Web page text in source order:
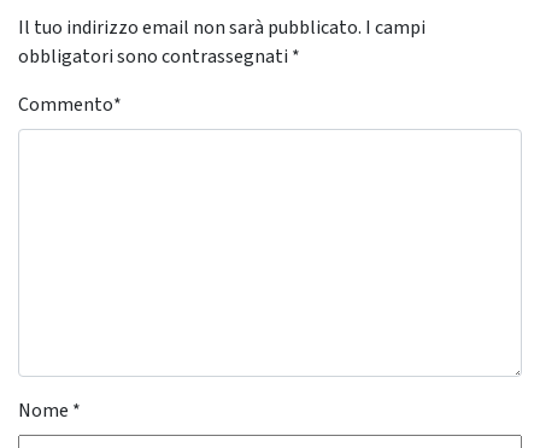
Il tuo indirizzo email non sarà pubblicato. I campi
obbligatori sono contrassegnati *
Commento*
Nome *